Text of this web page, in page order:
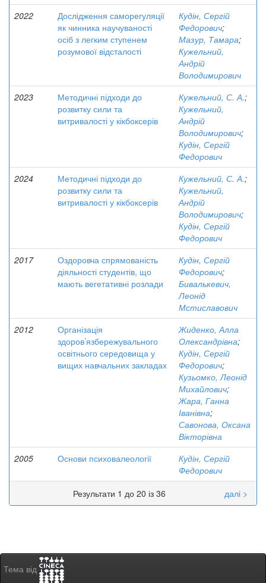
2022
Дослідження саморегуляції
як чинника научуваності
осіб з легким ступенем
розумової відсталості
Кудін, Сергій
Федорович;
Мазур, Тамара;
Кужельний,
Андрій
Володимирович
2023
Методичні підходи до
розвитку сили та
витривалості у кікбоксерів
Кужельний, С. А.;
Кужельний,
Андрій
Володимирович;
Кудін, Сергій
Федорович
2024
Методичні підходи до
розвитку сили та
витривалості у кікбоксерів
Кужельний, С. А.;
Кужельний,
Андрій
Володимирович;
Кудін, Сергій
Федорович
2017
Оздоровча спрямованість
діяльності студентів, що
мають вегетативні розлади
Кудін, Сергій
Федорович;
Бивалькевич,
Леонід
Мстиславович
2012
Організація
здоров’язбережувального
освітнього середовища у
вищих навчальних закладах
Жиденко, Алла
Олександрівна;
Кудін, Сергій
Федорович;
Кузьомко, Леонід
Михайлович;
Жара, Ганна
Іванівна;
Савонова, Оксана
Вікторівна
2005
Основи психовалеології
Кудін, Сергій
Федорович
Результати 1 до 20 із 36
далі >
Тема від